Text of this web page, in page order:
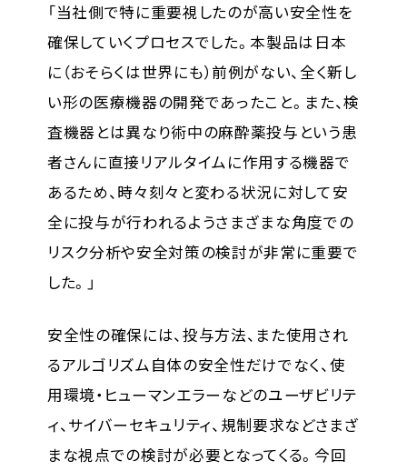
「当社側で特に重要視したのが高い安全性を
確保していくプロセスでした。本製品は日本
に（おそらくは世界にも）前例がない、全く新し
い形の医療機器の開発であったこと。また、検
査機器とは異なり術中の麻酔薬投与という患
者さんに直接リアルタイムに作用する機器で
あるため、時々刻々と変わる状況に対して安
全に投与が行われるようさまざまな角度での
リスク分析や安全対策の検討が非常に重要で
した。」
安全性の確保には、投与方法、また使用され
るアルゴリズム自体の安全性だけでなく、使
用環境・ヒューマンエラーなどのユーザビリテ
ィ、サイバーセキュリティ、規制要求などさまざ
まな視点での検討が必要となってくる。今回